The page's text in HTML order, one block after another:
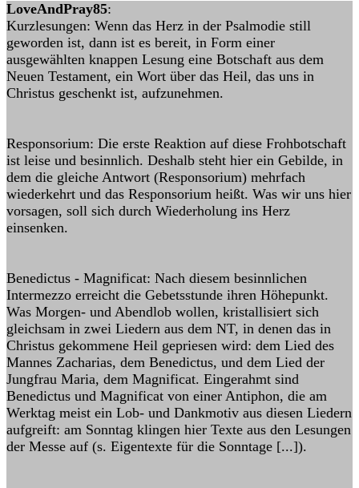
LoveAndPray85:
Kurzlesungen: Wenn das Herz in der Psalmodie still
geworden ist, dann ist es bereit, in Form einer
ausgewählten knappen Lesung eine Botschaft aus dem
Neuen Testament, ein Wort über das Heil, das uns in
Christus geschenkt ist, aufzunehmen.
Responsorium: Die erste Reaktion auf diese Frohbotschaft
ist leise und besinnlich. Deshalb steht hier ein Gebilde, in
dem die gleiche Antwort (Responsorium) mehrfach
wiederkehrt und das Responsorium heißt. Was wir uns hier
vorsagen, soll sich durch Wiederholung ins Herz
einsenken.
Benedictus - Magnificat: Nach diesem besinnlichen
Intermezzo erreicht die Gebetsstunde ihren Höhepunkt.
Was Morgen- und Abendlob wollen, kristallisiert sich
gleichsam in zwei Liedern aus dem NT, in denen das in
Christus gekommene Heil gepriesen wird: dem Lied des
Mannes Zacharias, dem Benedictus, und dem Lied der
Jungfrau Maria, dem Magnificat. Eingerahmt sind
Benedictus und Magnificat von einer Antiphon, die am
Werktag meist ein Lob- und Dankmotiv aus diesen Liedern
aufgreift: am Sonntag klingen hier Texte aus den Lesungen
der Messe auf (s. Eigentexte für die Sonntage [...]).